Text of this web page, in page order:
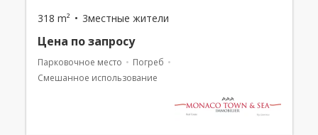
318 m² 3местные жители
Цена по запросу
Парковочное место
Погреб
Смешанное использование